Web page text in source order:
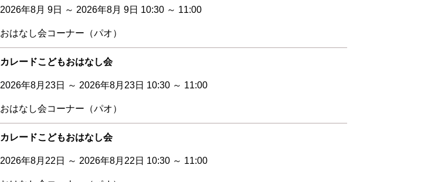
2026年8月 9日 ～ 2026年8月 9日 10:30 ～ 11:00
おはなし会コーナー（パオ）
カレードこどもおはなし会
2026年8月23日 ～ 2026年8月23日 10:30 ～ 11:00
おはなし会コーナー（パオ）
カレードこどもおはなし会
2026年8月22日 ～ 2026年8月22日 10:30 ～ 11:00